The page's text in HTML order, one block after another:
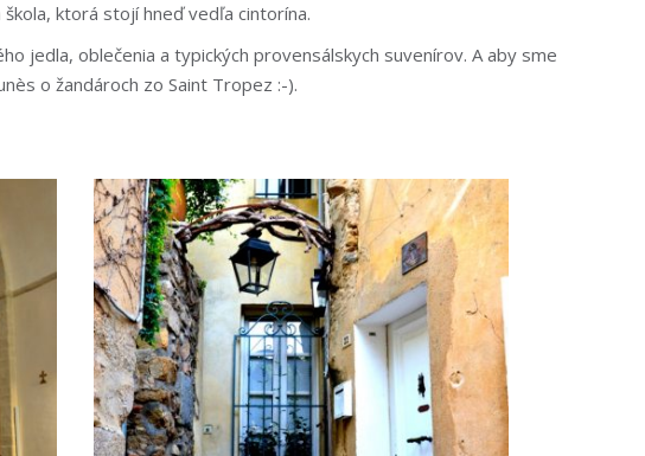
ktorá stojí hneď vedľa cintorína.
jedla, oblečenia a typických provensálskych suvenírov. A aby sme
o žandároch zo Saint Tropez :-).